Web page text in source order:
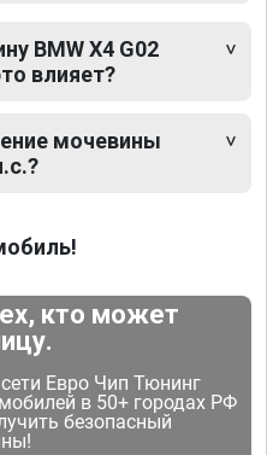
BMW X4 G02
влияет?
мочевины
кто может
Евро Чип Тюнинг
в 50+ городах РФ
безопасный